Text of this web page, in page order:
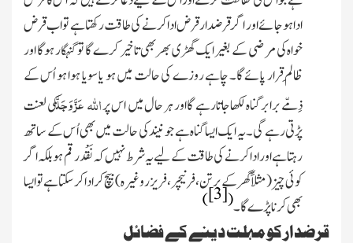
ادا ہو جائے اور اگرقرضدار قرض ادا کرنے کی طاقت رکھتا ہے تو اب قرض
خواہ کی مرضی کے بغیر ایک گھڑی بھربھی تاخیر کرے گا تو گنہگار ہوگا اور
ظالِم قرار پائے گا۔ چاہے روزے کی حالت میں ہو یا سویا ہوا ہو اُس کے
ذِمّے برابر گناہ لکھاجاتارہے گااور ہر حال میں اس پراللہعَزَّ وَجَلَّکی لعنت
پڑتی رہے گی۔یہ ایک ایسا گناہ ہے جو نیند کی حالت میں بھی اُ س کے ساتھ
رہتاہے اور ادا کرنے کی طاقت کے لیےیہ شرط نہیں کہ نَقْد رقم ہو بلکہ اگر
کوئی چیز(مثلاً گھر کے برتن، فرنیچر، فریزر وغیرہ)بیچ کرادا کرسکتا ہے تو ایسا
بھی کرنا پڑے گا۔(
[3]
)
قرضدار کو مہلت دینے کے فضائل